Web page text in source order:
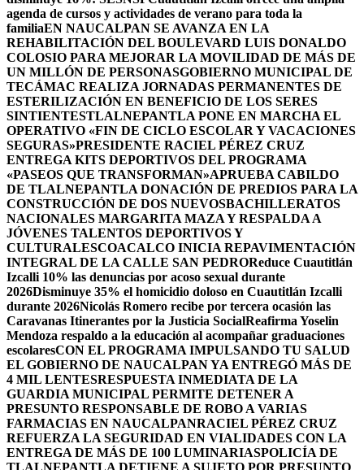
agenda de cursos y actividades de verano para toda la
familiaEN NAUCALPAN SE AVANZA EN LA
REHABILITACIÓN DEL BOULEVARD LUIS DONALDO
COLOSIO PARA MEJORAR LA MOVILIDAD DE MÁS DE
UN MILLÓN DE PERSONASGOBIERNO MUNICIPAL DE
TECÁMAC REALIZA JORNADAS PERMANENTES DE
ESTERILIZACIÓN EN BENEFICIO DE LOS SERES
SINTIENTESTLALNEPANTLA PONE EN MARCHA EL
OPERATIVO «FIN DE CICLO ESCOLAR Y VACACIONES
SEGURAS»PRESIDENTE RACIEL PÉREZ CRUZ
ENTREGA KITS DEPORTIVOS DEL PROGRAMA
«PASEOS QUE TRANSFORMAN»APRUEBA CABILDO
DE TLALNEPANTLA DONACIÓN DE PREDIOS PARA LA
CONSTRUCCIÓN DE DOS NUEVOSBACHILLERATOS
NACIONALES MARGARITA MAZA Y RESPALDA A
JÓVENES TALENTOS DEPORTIVOS Y
CULTURALESCOACALCO INICIA REPAVIMENTACIÓN
INTEGRAL DE LA CALLE SAN PEDROReduce Cuautitlán
Izcalli 10% las denuncias por acoso sexual durante
2026Disminuye 35% el homicidio doloso en Cuautitlán Izcalli
durante 2026Nicolás Romero recibe por tercera ocasión las
Caravanas Itinerantes por la Justicia SocialReafirma Yoselin
Mendoza respaldo a la educación al acompañar graduaciones
escolaresCON EL PROGRAMA IMPULSANDO TU SALUD
EL GOBIERNO DE NAUCALPAN YA ENTREGÓ MÁS DE
4 MIL LENTESRESPUESTA INMEDIATA DE LA
GUARDIA MUNICIPAL PERMITE DETENER A
PRESUNTO RESPONSABLE DE ROBO A VARIAS
FARMACIAS EN NAUCALPANRACIEL PÉREZ CRUZ
REFUERZA LA SEGURIDAD EN VIALIDADES CON LA
ENTREGA DE MÁS DE 100 LUMINARIASPOLICÍA DE
TLALNEPANTLA DETIENE A SUJETO POR PRESUNTO